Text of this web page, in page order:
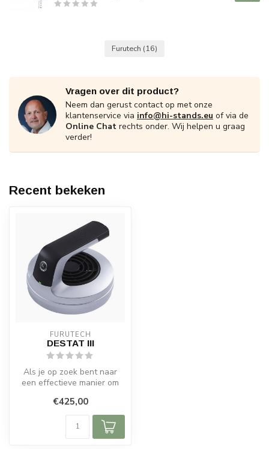
Furutech (16)
Vragen over dit product?
Neem dan gerust contact op met onze
klantenservice via info@hi-stands.eu of via de
Online Chat rechts onder. Wij helpen u graag
verder!
Recent bekeken
FURUTECH
DESTAT III
Als je op zoek bent naar
een effectieve manier om
ver...
€425,00